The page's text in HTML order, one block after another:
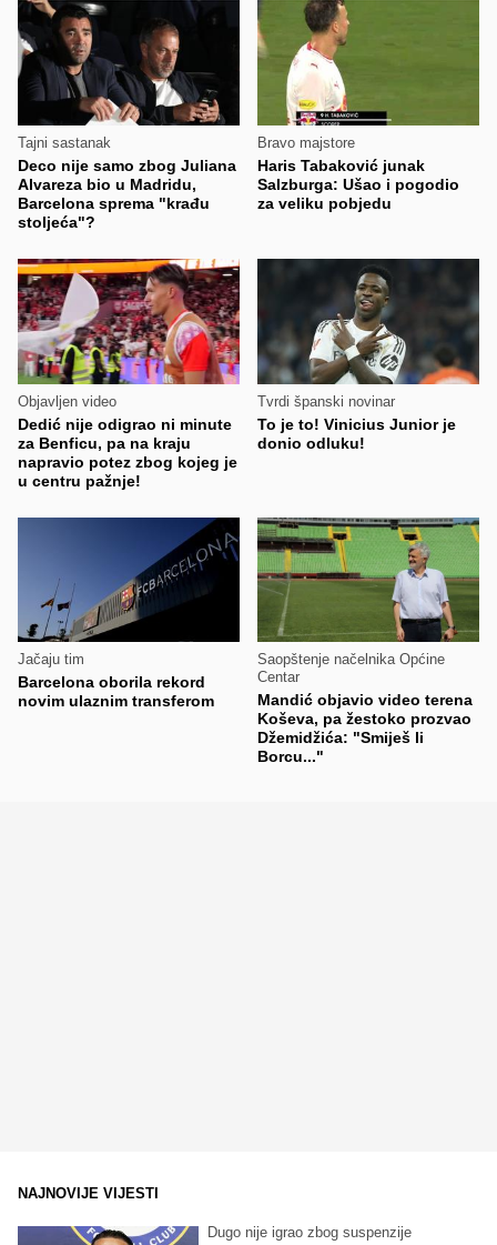
Tajni sastanak
Deco nije samo zbog Juliana
Alvareza bio u Madridu,
Barcelona sprema "krađu
stoljeća"?
Bravo majstore
Haris Tabaković junak
Salzburga: Ušao i pogodio
za veliku pobjedu
Objavljen video
Dedić nije odigrao ni minute
za Benficu, pa na kraju
napravio potez zbog kojeg je
u centru pažnje!
Tvrdi španski novinar
To je to! Vinicius Junior je
donio odluku!
Jačaju tim
Barcelona oborila rekord
novim ulaznim transferom
Saopštenje načelnika Općine
Centar
Mandić objavio video terena
Koševa, pa žestoko prozvao
Džemidžića: "Smiješ li
Borcu..."
NAJNOVIJE VIJESTI
Dugo nije igrao zbog suspenzije